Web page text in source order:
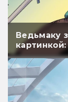
Ведьмаку